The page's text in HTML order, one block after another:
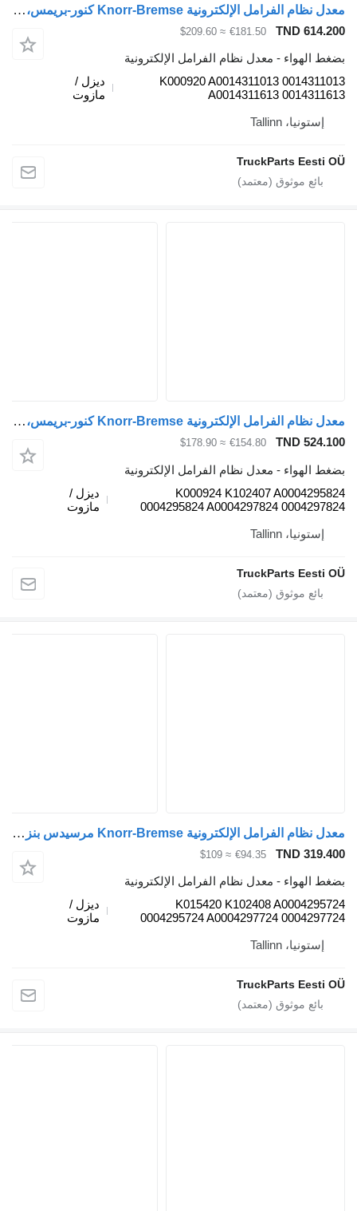
معدل نظام الفرامل الإلكترونية Knorr-Bremse كنور-بريمس، مرسيدس-بنز أكتروس MP4 (01.12-) K000920 لـ السيارات القاطرة Mercedes-Benz Actros MP4 Antos Arocs (2012-)
TND
€181.50
≈ $209.60
- معدل نظام الفرامل الإلكترونية
K000920 A0014311013
A0014311613
TruckParts
معدل نظام الفرامل الإلكترونية Knorr-Bremse كنور-بريمس، مرسيدس-بنز أكتروس MP4 (01.12-) K000924 K102407 لـ السيارات القاطرة Mercedes-Benz Actros MP4 Antos Arocs (2012-)
TND
€154.80
≈ $178.90
- معدل نظام الفرامل الإلكترونية
K000924 K102407
0004295824 A0004297824
مازوت
TruckParts
معدل نظام الفرامل الإلكترونية Knorr-Bremse مرسيدس بنز، كنور-برايك أكتروس mp4 (01.12-) K015420 K102408 لـ السيارات القاطرة Mercedes-Benz Actros MP4 Antos Arocs (2012-)
TND
€94.35
≈ $109
- معدل نظام الفرامل الإلكترونية
K015420 K102408
0004295724 A0004297724
مازوت
TruckParts